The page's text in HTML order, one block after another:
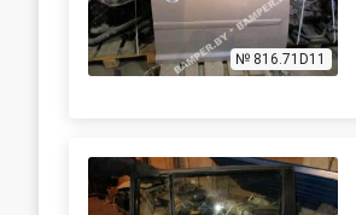
№ 816.71D11